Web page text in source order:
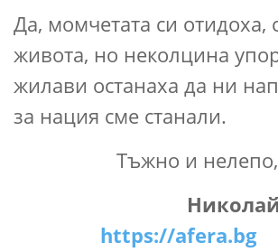
Да, момчетата си отидоха,
живота, но неколцина
жилави останаха да ни
за нация сме станали.
Тъжно и нелепо,
Николай
https://afera.bg